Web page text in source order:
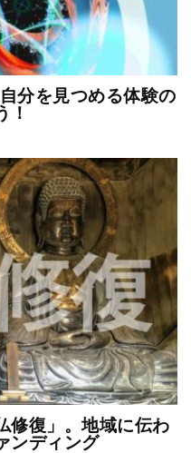
分を見つめる体験の
！
修復」。地域に伝わ
ンディング